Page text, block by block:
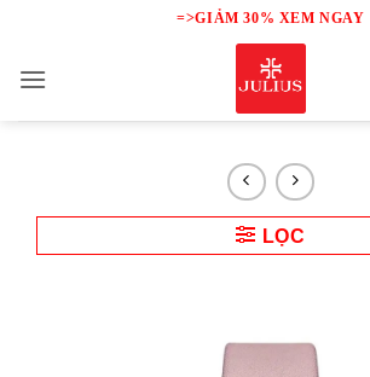
content
=>GIẢM 30% XEM NGAY
LỌC